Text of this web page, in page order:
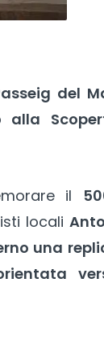
del
alla
il
locali
una